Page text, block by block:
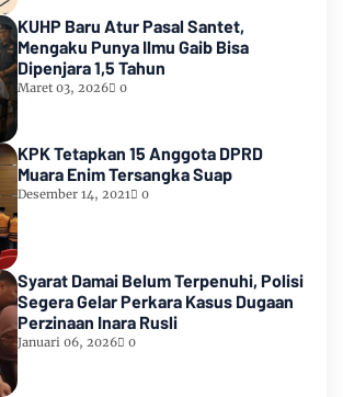
KUHP Baru Atur Pasal Santet,
Mengaku Punya Ilmu Gaib Bisa
Dipenjara 1,5 Tahun
Maret 03, 2026 0
KPK Tetapkan 15 Anggota DPRD
Muara Enim Tersangka Suap
Desember 14, 2021 0
Syarat Damai Belum Terpenuhi, Polisi
Segera Gelar Perkara Kasus Dugaan
Perzinaan Inara Rusli
Januari 06, 2026 0